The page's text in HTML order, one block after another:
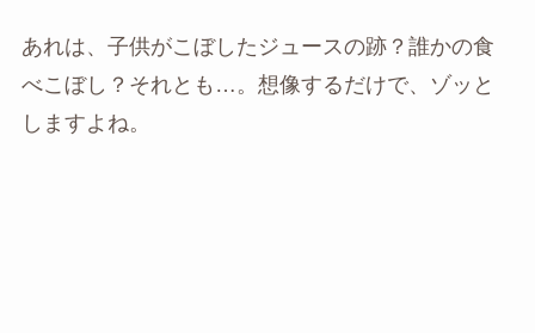
あれは、子供がこぼしたジュースの跡？誰かの食
べこぼし？それとも…。想像するだけで、ゾッと
しますよね。